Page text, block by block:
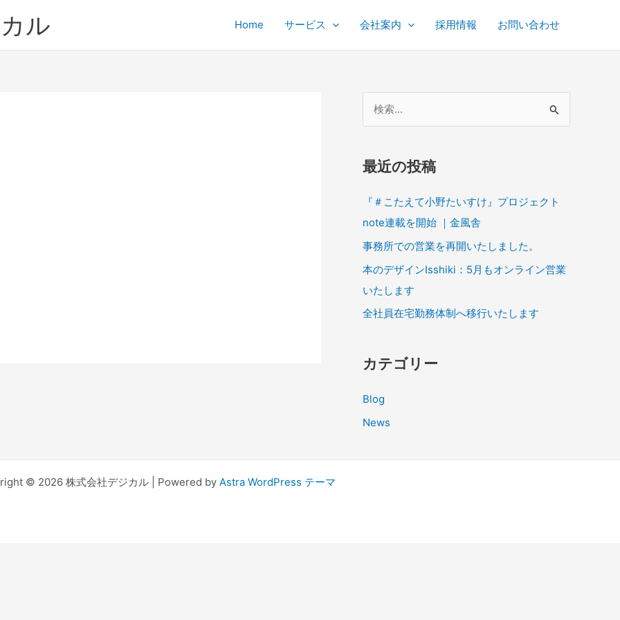
ル Home サービス 会社案内 採用情報 お問い合わせ
象
最近の投稿
『＃こたえて小野たいすけ』プロジェクト
note連載を開始 ｜金風舎
事務所での営業を再開いたしました。
本のデザインIsshiki：5月もオンライン営業
いたします
全社員在宅勤務体制へ移行いたします
カテゴリー
Blog
News
© 2026 株式会社デジカル | Powered by Astra WordPress テーマ